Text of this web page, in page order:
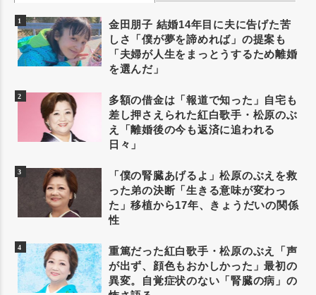
金田朋子 結婚14年目に夫に告げた苦
しさ「僕が夢を諦めれば」の提案も
「夫婦が人生をまっとうするため離婚
を選んだ」
多額の借金は「報道で知った」自宅も
差し押さえられた紅白歌手・松原のぶ
え「離婚後の今も返済に追われる
日々」
「僕の腎臓あげるよ」松原のぶえを救
った弟の決断「生きる意味が変わっ
た」移植から17年、きょうだいの関係
性
重篤だった紅白歌手・松原のぶえ「声
が出ず、顔色もおかしかった」最初の
異変。自覚症状のない「腎臓の病」の